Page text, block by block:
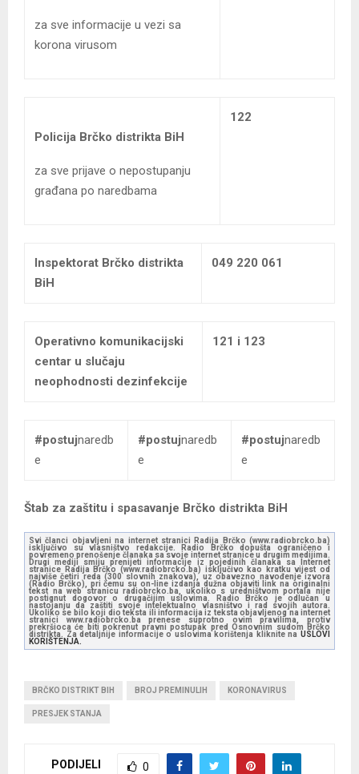
za sve informacije u vezi sa
korona virusom
Policija Brčko distrikta BiH
za sve prijave o nepostupanju
građana po naredbama
122
Inspektorat Brčko distrikta
BiH
049 220 061
Operativno komunikacijski
centar u slučaju
neophodnosti dezinfekcije
121 i 123
#postujnaredb
e
#postujnaredb
e
#postujnaredb
e
Štab za zaštitu i spasavanje Brčko distrikta BiH
Svi članci objavljeni na internet stranici Radija Brčko (www.radiobrcko.ba)
isključivo su vlasništvo redakcije. Radio Brčko dopušta ograničeno i
povremeno prenošenje članaka sa svoje internet stranice u drugim medijima.
Drugi mediji smiju prenijeti informacije iz pojedinih članaka sa Internet
stranice Radija Brčko (www.radiobrcko.ba) isključivo kao kratku vijest od
najviše četiri reda (300 slovnih znakova), uz obavezno navođenje izvora
(Radio Brčko), pri čemu su on-line izdanja dužna objaviti link na originalni
tekst na web stranicu radiobrcko.ba, ukoliko s uredništvom portala nije
postignut dogovor o drugačijim uslovima. Radio Brčko je odlučan u
nastojanju da zaštiti svoje intelektualno vlasništvo i rad svojih autora.
Ukoliko se bilo koji dio teksta ili informacija iz teksta objavljenog na internet
stranici www.radiobrcko.ba prenese suprotno ovim pravilima, protiv
prekršioca će biti pokrenut pravni postupak pred Osnovnim sudom Brčko
distrikta. Za detaljnije informacije o uslovima korištenja kliknite na USLOVI
KORIŠTENJA.
BRČKO DISTRIKT BIH BROJ PREMINULIH KORONAVIRUS
PRESJEK STANJA
PODIJELI 0